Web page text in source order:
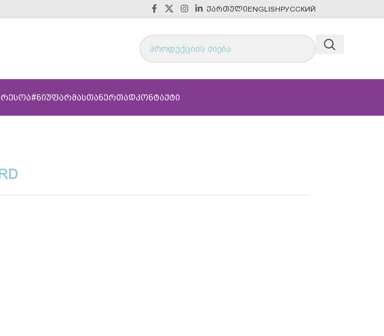
ᲥᲐᲠᲗᲣᲚᲘENGLISHРУССКИЙ
#ᲜᲘᲣᲤᲐᲠᲛᲐᲡᲗᲐᲜᲔᲠᲗᲐᲓᲙᲝᲜᲢᲐᲥᲢᲘ